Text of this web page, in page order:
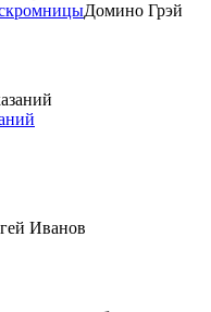
Домино Грэй
Иванов